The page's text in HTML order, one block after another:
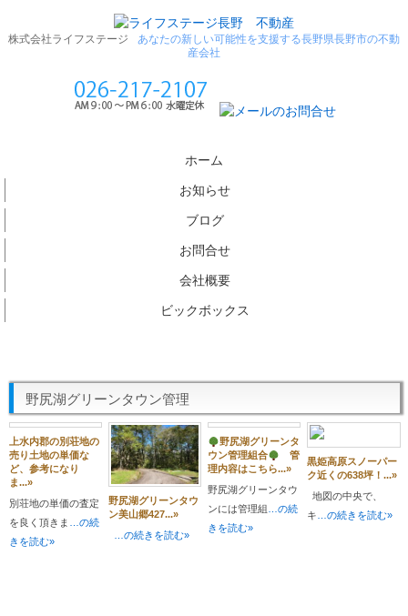
株式会社ライフステージ
あなたの新しい可能性を支援する長野県長野市の不動
産会社
ホーム
お知らせ
ブログ
お問合せ
会社概要
ビックボックス
野尻湖グリーンタウン管理
上水内郡の別荘地の
売り土地の単価な
ど、参考になり
ま...»
別荘地の単価の査定
を良く頂きま …の続
きを読む»
野尻湖グリーンタウ
ン美山郷427...»
…の続きを読む»
野尻湖グリーンタ
ウン管理組合
管
理内容はこちら...»
野尻湖グリーンタウ
ンには管理組 …の続
きを読む»
黒姫高原スノーパー
ク近くの638坪！...»
地図の中央で、
キ…の続きを読む»